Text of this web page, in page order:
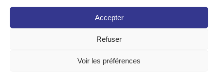
Accepter
Refuser
Voir les préférences
© Tous droits réservés L'Isle aux desserts